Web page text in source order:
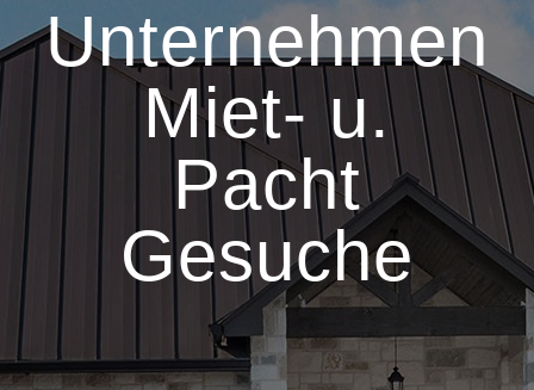
Unternehmen
Miet- u.
Pacht
Gesuche